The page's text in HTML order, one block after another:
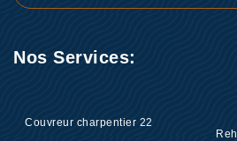
Nos Services:
Couvreur charpentier 22